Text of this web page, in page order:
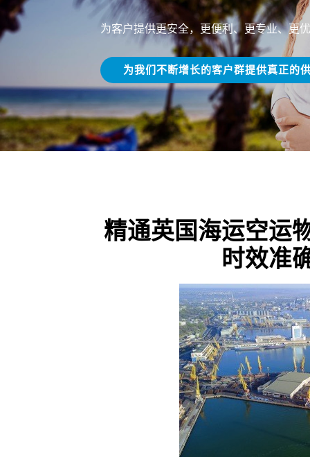
为客户提供更安全，更便利、更专业、更
为我们不断增长的客户群提供真正的
精通英国海运空运
时效准